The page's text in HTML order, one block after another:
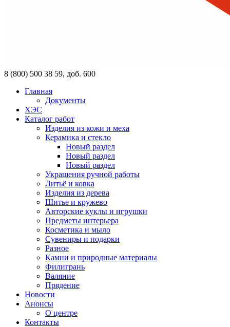
8 (800) 500 38 59, доб. 600
Главная
Документы
ХЭС
Каталог работ
Изделия из кожи и меха
Керамика и стекло
Новый раздел
Новый раздел
Новый раздел
Украшения ручной работы
Литьё и ковка
Изделия из дерева
Шитье и кружево
Авторские куклы и игрушки
Предметы интерьера
Косметика и мыло
Сувениры и подарки
Разное
Камни и природные материалы
Филигрань
Валяние
Прядение
Новости
Анонсы
О центре
Контакты